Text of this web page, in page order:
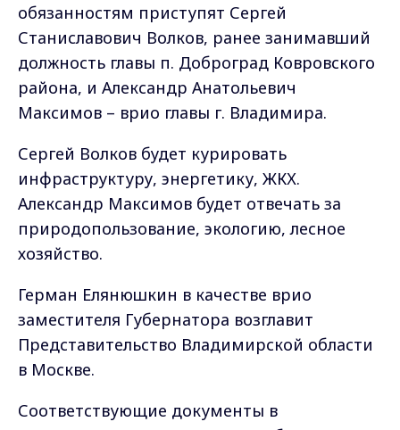
обязанностям приступят Сергей
Станиславович Волков, ранее занимавший
должность главы п. Доброград Ковровского
района, и Александр Анатольевич
Максимов – врио главы г. Владимира.
Сергей Волков будет курировать
инфраструктуру, энергетику, ЖКХ.
Александр Максимов будет отвечать за
природопользование, экологию, лесное
хозяйство.
Герман Елянюшкин в качестве врио
заместителя Губернатора возглавит
Представительство Владимирской области
в Москве.
Соответствующие документы в